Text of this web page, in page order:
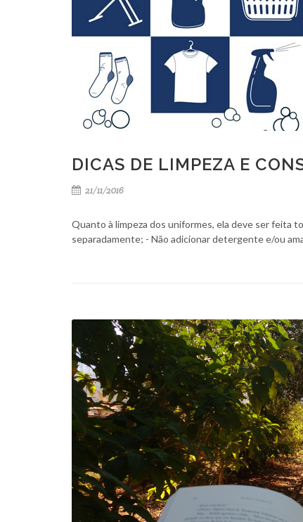
DICAS DE LIMPEZA E
21/11/2016
Quanto à limpeza dos uniformes, ela deve ser feita
separadamente; - Não adicionar detergente e/ou